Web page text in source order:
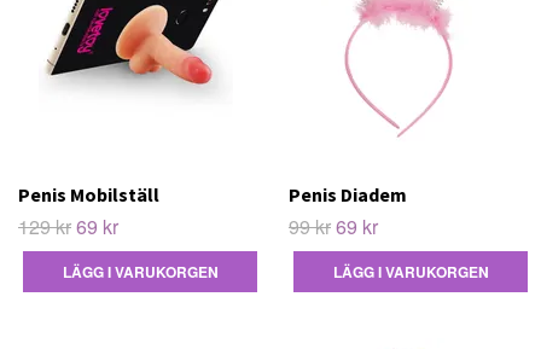
Penis Mobilställ
129 kr69 kr
Penis Diadem
99 kr69 kr